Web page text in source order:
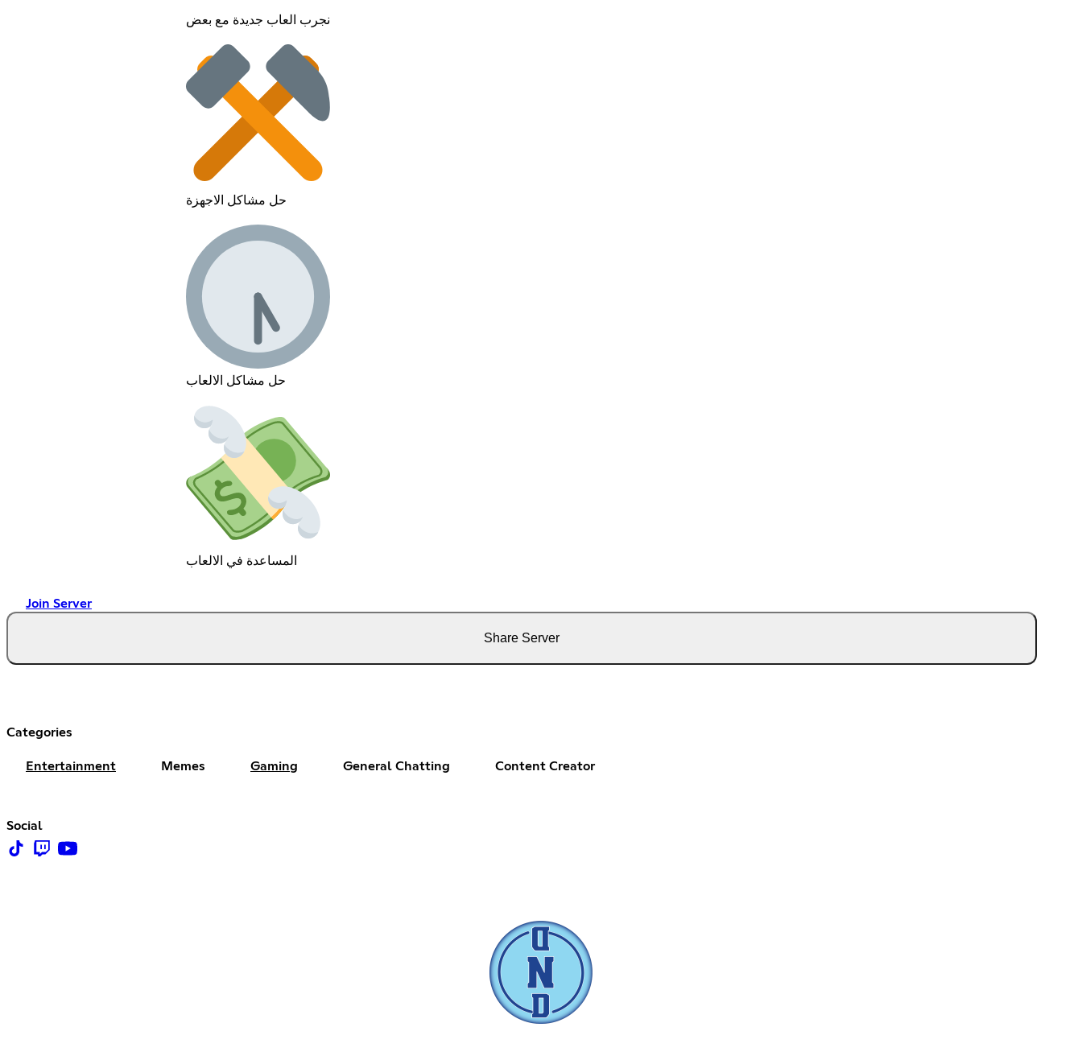
نجرب العاب جديدة مع بعض
حل مشاكل الاجهزة
حل مشاكل الالعاب
المساعدة في الالعاب
Join Server
Share Server
Categories
Entertainment Memes Gaming General Chatting Content Creator
Social